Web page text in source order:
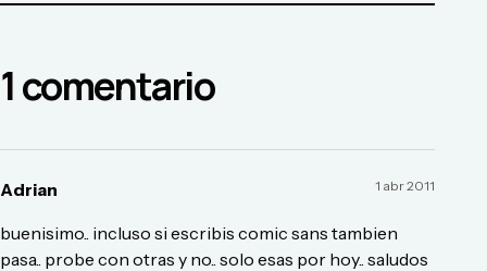
1comentario
Adrian 1 abr 2011
buenisimo.. incluso si escribis comic sans tambien
pasa.. probe con otras y no.. solo esas por hoy.. saludos